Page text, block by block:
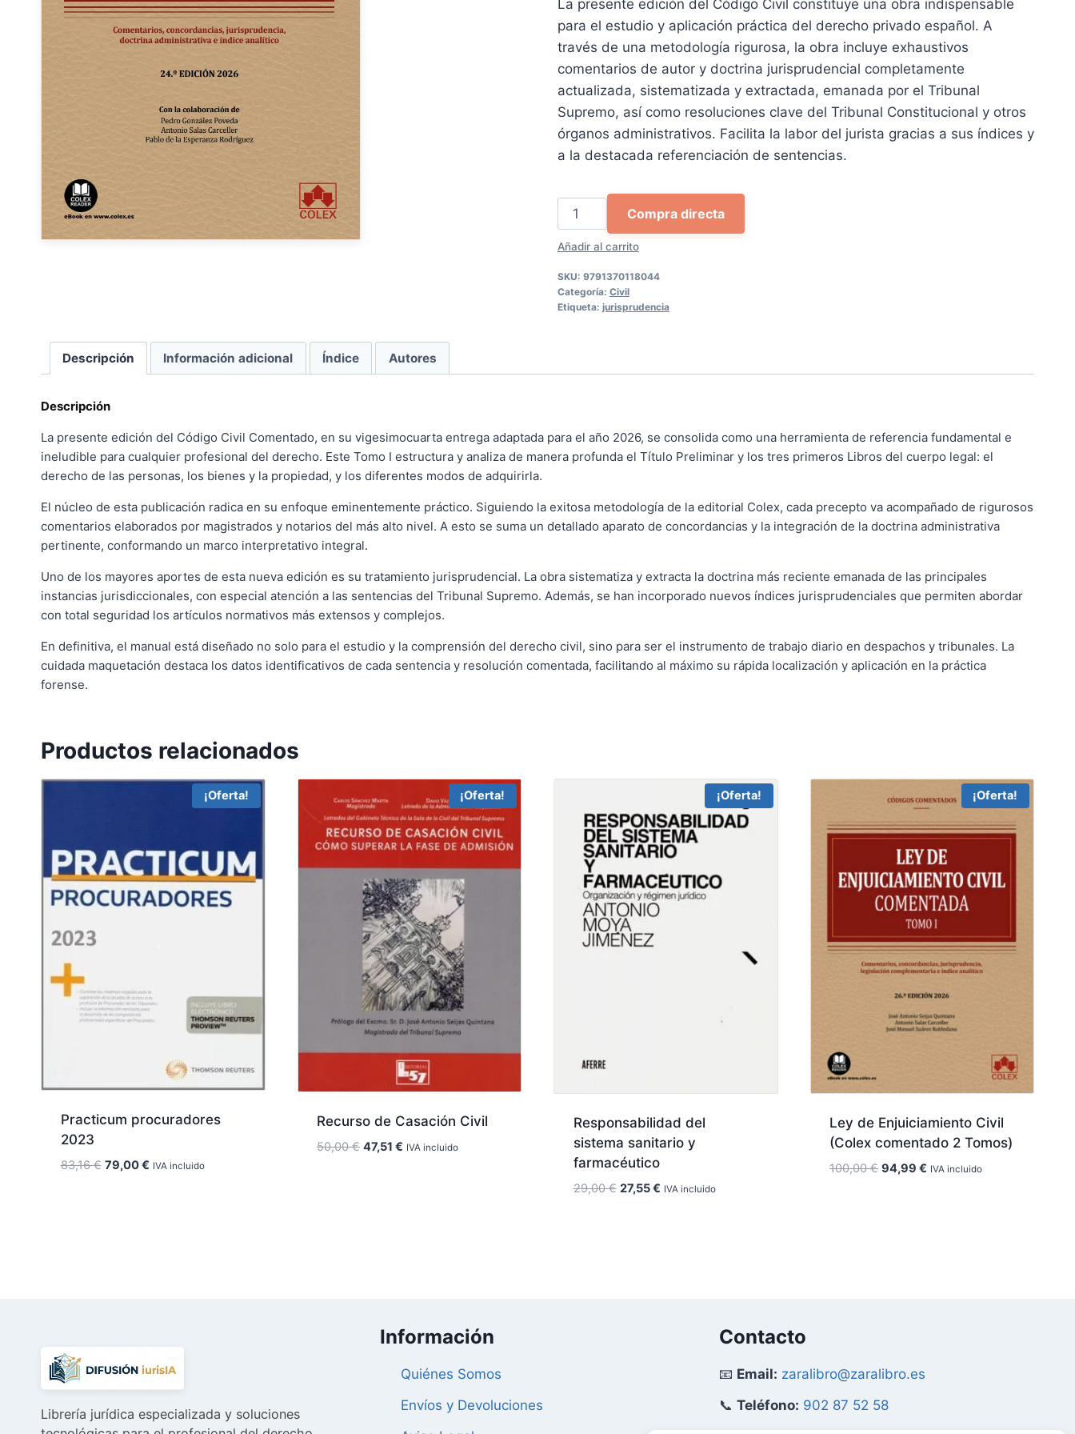
La presente edición del Código Civil constituye una obra indispensable
para el estudio y aplicación práctica del derecho privado español. A
través de una metodología rigurosa, la obra incluye exhaustivos
comentarios de autor y doctrina jurisprudencial completamente
actualizada, sistematizada y extractada, emanada por el Tribunal
Supremo, así como resoluciones clave del Tribunal Constitucional y otros
órganos administrativos. Facilita la labor del jurista gracias a sus índices y
a la destacada referenciación de sentencias.
Código
Civil
(2026,
Colex
comentado)
cantidad
Añadir al carrito
Compra directa
SKU: 9791370118044
Categoría: Civil
Etiqueta: jurisprudencia
Descripción Información adicional Índice Autores
Descripción
La presente edición del Código Civil Comentado, en su vigesimocuarta entrega adaptada para el año 2026, se consolida como una herramienta de referencia fundamental e
ineludible para cualquier profesional del derecho. Este Tomo I estructura y analiza de manera profunda el Título Preliminar y los tres primeros Libros del cuerpo legal: el
derecho de las personas, los bienes y la propiedad, y los diferentes modos de adquirirla.
El núcleo de esta publicación radica en su enfoque eminentemente práctico. Siguiendo la exitosa metodología de la editorial Colex, cada precepto va acompañado de rigurosos
comentarios elaborados por magistrados y notarios del más alto nivel. A esto se suma un detallado aparato de concordancias y la integración de la doctrina administrativa
pertinente, conformando un marco interpretativo integral.
Uno de los mayores aportes de esta nueva edición es su tratamiento jurisprudencial. La obra sistematiza y extracta la doctrina más reciente emanada de las principales
instancias jurisdiccionales, con especial atención a las sentencias del Tribunal Supremo. Además, se han incorporado nuevos índices jurisprudenciales que permiten abordar
con total seguridad los artículos normativos más extensos y complejos.
En definitiva, el manual está diseñado no solo para el estudio y la comprensión del derecho civil, sino para ser el instrumento de trabajo diario en despachos y tribunales. La
cuidada maquetación destaca los datos identificativos de cada sentencia y resolución comentada, facilitando al máximo su rápida localización y aplicación en la práctica
forense.
Productos relacionados
¡Oferta!
Practicum procuradores
2023
83,16€ El
79,00€ElIVA incluido
¡Oferta!
Recurso de Casación Civil
50,00€ El
47,51 € El
IVA incluido
¡Oferta!
Responsabilidad del
sistema sanitario y
farmacéutico
29,00€ El
27,55€ElIVA incluido
¡Oferta!
Ley de Enjuiciamiento Civil
(Colex comentado 2 Tomos)
100,00€ El
94,99 € El
IVA incluido
Librería jurídica especializada y soluciones
Información
Quiénes Somos
Envíos y Devoluciones
Contacto
📧 Email: zaralibro@zaralibro.es
📞 Teléfono: 902 87 52 58